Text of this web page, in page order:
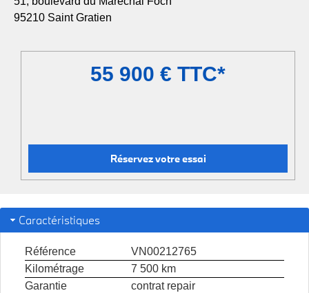
95210 Saint Gratien
55 900 € TTC*
Réservez votre essai
Caractéristiques
Référence
VN00212765
Kilométrage
7 500 km
Garantie
contrat repair